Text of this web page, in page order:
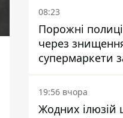
08:23
Порожні
через
супермаркети
без
19:56 вчора
Жодних